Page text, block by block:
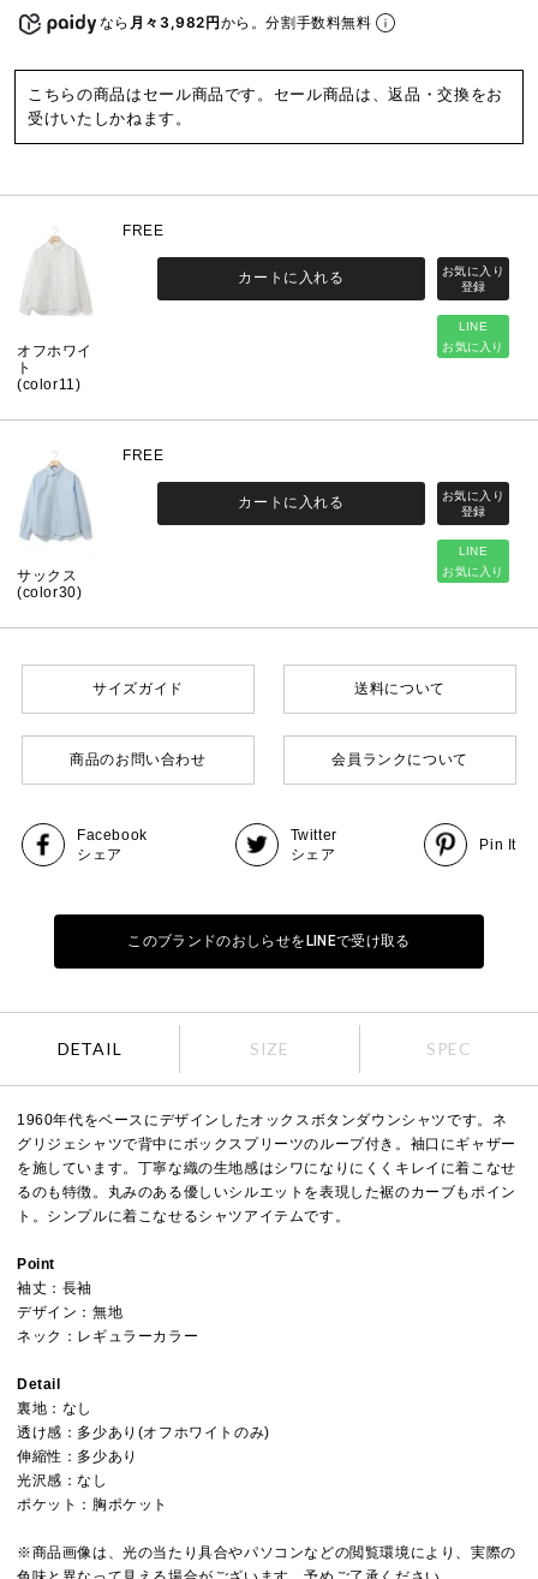
なら 月々3,982円から。分割手数料無料
こちらの商品はセール商品です。セール商品は、返品・交換をお
受けいたしかねます。
オフホワイ
ト
(color11)
FREE
LINE
お気に入り
カートに入れる
サックス
(color30)
FREE
LINE
お気に入り
カートに入れる
サイズガイド 送料について
商品のお問い合わせ 会員ランクについて
Facebook
シェア
Twitter
シェア
Pin It
このブランドのおしらせをLINEで受け取る
DETAIL SIZE SPEC
1960年代をベースにデザインしたオックスボタンダウンシャツです。ネ
グリジェシャツで背中にボックスプリーツのループ付き。袖口にギャザー
を施しています。丁寧な織の生地感はシワになりにくくキレイに着こなせ
るのも特徴。丸みのある優しいシルエットを表現した裾のカーブもポイン
ト。シンプルに着こなせるシャツアイテムです。
Point
袖丈：長袖
デザイン：無地
ネック：レギュラーカラー
Detail
裏地：なし
透け感：多少あり(オフホワイトのみ)
伸縮性：多少あり
光沢感：なし
ポケット：胸ポケット
※商品画像は、光の当たり具合やパソコンなどの閲覧環境により、実際の